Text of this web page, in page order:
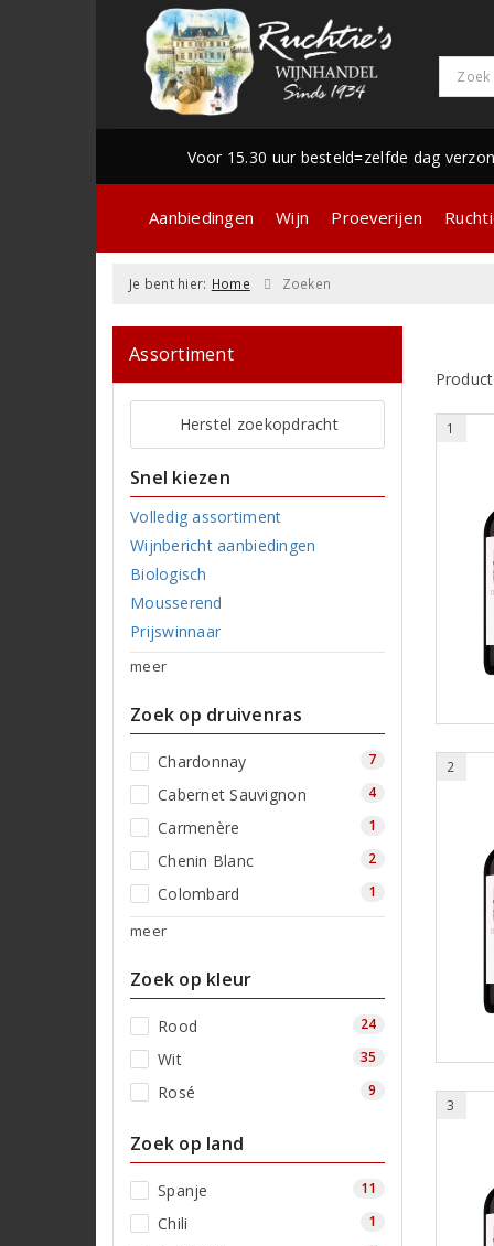
Voor 15.30 uur besteld=zelfde dag
Aanbiedingen Wijn Proeverijen
Je bent hier: Home Zoeken
Assortiment
Herstel zoekopdracht
Snel kiezen
Volledig assortiment
Wijnbericht aanbiedingen
Biologisch
Mousserend
Prijswinnaar
meer
Zoek op druivenras
Chardonnay 7
Cabernet Sauvignon 4
Carmenère 1
Chenin Blanc 2
Colombard 1
meer
Zoek op kleur
Rood 24
Wit 35
Rosé 9
Zoek op land
Spanje 11
Chili 1
1
2
3